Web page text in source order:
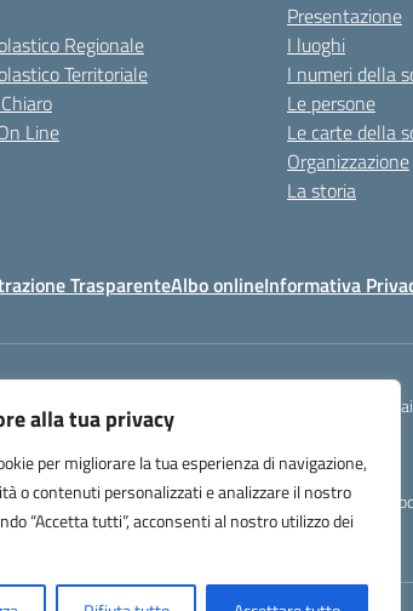
alla tua privacy
per migliorare la tua esperienza di navigazione,
o contenuti personalizzati e analizzare il nostro
“Accetta tutti”, acconsenti al nostro utilizzo dei
Regionale
Territoriale
Line
Presentazione
I luoghi
I numeri della
Le persone
Le carte della
Organizzazione
La storia
TrasparenteAlbo onlineInformativa